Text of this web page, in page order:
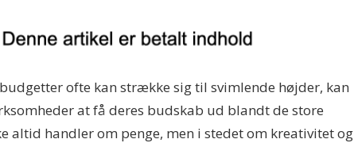
ofte kan strække sig til svimlende højder, kan
at få deres budskab ud blandt de store
altid handler om penge, men i stedet om kreativitet og